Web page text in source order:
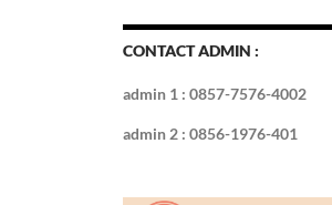
CONTACT ADMIN :
admin 1 : 0857-7576-4002
admin 2 : 0856-1976-401